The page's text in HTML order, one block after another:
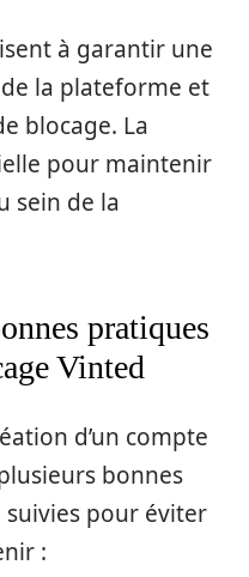
à garantir une
la plateforme et
blocage. La
pour maintenir
sein de la
pratiques
Vinted
d’un compte
bonnes
pour éviter
: